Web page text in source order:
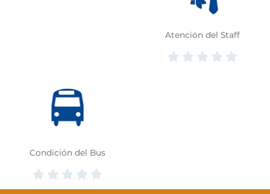
Atención del Staff
Condición del Bus